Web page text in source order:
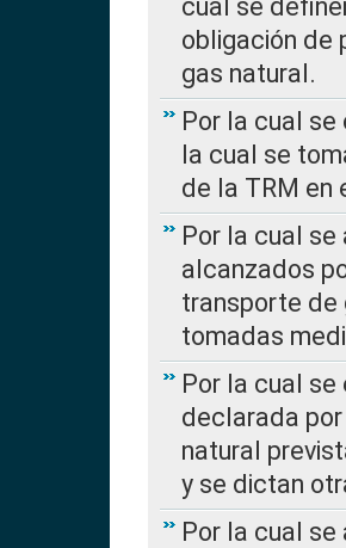
cual se
obligación de
gas natural.
Por la cual se
la cual se
de la TRM en
Por la cual
alcanzados
transporte de
tomadas
Por la cual
declarada
natural
y se dictan
Por la cual se